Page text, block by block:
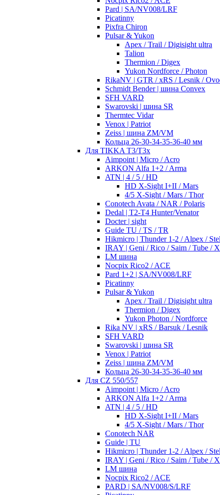
Pard | SA/NV008/LRF
Picatinny
Pixfra Chiron
Pulsar & Yukon
Apex / Trail / Digisight ultra
Talion
Thermion / Digex
Yukon Nordforce / Photon
RikaNV | GTR / xRS / Lesnik /
Schmidt Bender | шина Convex
SFH VARD
Swarovski | шина SR
Thermtec Vidar
Venox | Patriot
Zeiss | шина ZM/VM
Кольца 26-30-34-35-36-40 мм
Для TIKKA T3/T3x
Aimpoint | Micro / Acro
ARKON Alfa 1+2 / Arma
ATN | 4 / 5 / HD
HD X-Sight I+II / Mars
4/5 X-Sight / Mars / Thor
Conotech Avata / NAR / Polaris
Dedal | T2-T4 Hunter/Venator
Docter | sight
Guide TU / TS / TR
Hikmicro | Thunder 1-2 / Alpex /
IRAY | Geni / Rico / Saim / Tube /
LM шина
Nocpix Rico2 / ACE
Pard 1+2 | SA/NV008/LRF
Picatinny
Pulsar & Yukon
Apex / Trail / Digisight ultra
Thermion / Digex
Yukon Photon / Nordforce
Rika NV | xRS / Barsuk / Lesnik
SFH VARD
Swarovski | шина SR
Venox | Patriot
Zeiss | шина ZM/VM
Кольца 26-30-34-35-36-40 мм
Для CZ 550/557
Aimpoint | Micro / Acro
ARKON Alfa 1+2 / Arma
ATN | 4 / 5 / HD
HD X-Sight I+II / Mars
4/5 X-Sight / Mars / Thor
Conotech NAR
Guide | TU
Hikmicro | Thunder 1-2 / Alpex /
IRAY | Geni / Rico / Saim / Tube /
LM шина
Nocpix Rico2 / ACE
PARD | SA/NV008/S/LRF